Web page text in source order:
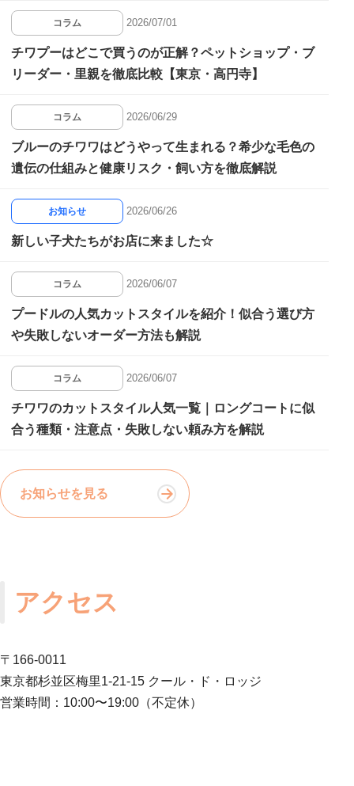
コラム 2026/07/01
チワプーはどこで買うのが正解？ペットショップ・ブ
リーダー・里親を徹底比較【東京・高円寺】
コラム 2026/06/29
ブルーのチワワはどうやって生まれる？希少な毛色の
遺伝の仕組みと健康リスク・飼い方を徹底解説
お知らせ 2026/06/26
新しい子犬たちがお店に来ました☆
コラム 2026/06/07
プードルの人気カットスタイルを紹介！似合う選び方
や失敗しないオーダー方法も解説
コラム 2026/06/07
チワワのカットスタイル人気一覧｜ロングコートに似
合う種類・注意点・失敗しない頼み方を解説
お知らせを見る
アクセス
〒166-0011
東京都杉並区梅里1-21-15 クール・ド・ロッジ
営業時間：10:00〜19:00（不定休）